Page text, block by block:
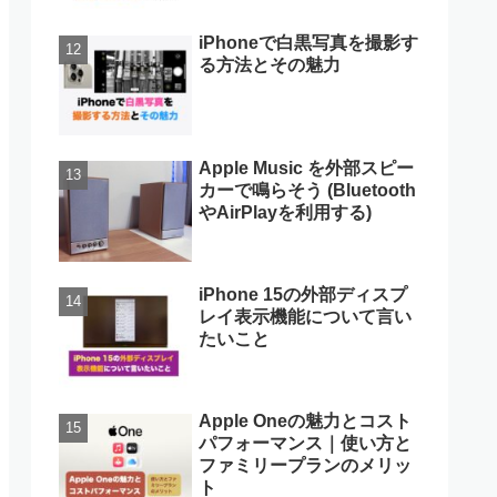
iPhoneで白黒写真を撮影す
る方法とその魅力
Apple Music を外部スピー
カーで鳴らそう (Bluetooth
やAirPlayを利用する)
iPhone 15の外部ディスプ
レイ表示機能について言い
たいこと
Apple Oneの魅力とコスト
パフォーマンス｜使い方と
ファミリープランのメリッ
ト